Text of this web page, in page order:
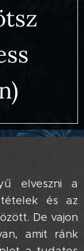
elveszni a
és az
De vajon
amit ránk